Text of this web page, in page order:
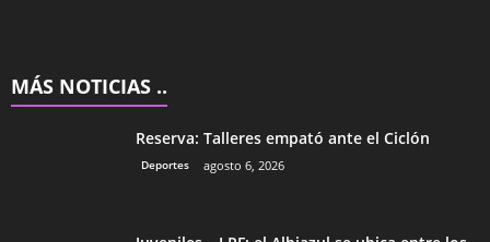
MÁS NOTICIAS ..
Reserva: Talleres empató ante el Ciclón
Deportes agosto 6, 2026